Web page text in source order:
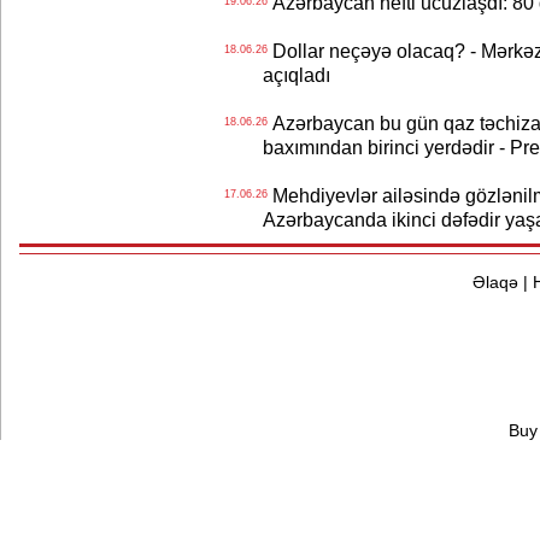
18.06.26Dollar neçəyə olacaq? -
açıqladı
18.06.26Azərbaycan bu gün qaz
baxımından birinci yerdədir -
17.06.26Mehdiyevlər ailəsində
Azərbaycanda ikinci dəfədir
Əlaqə|